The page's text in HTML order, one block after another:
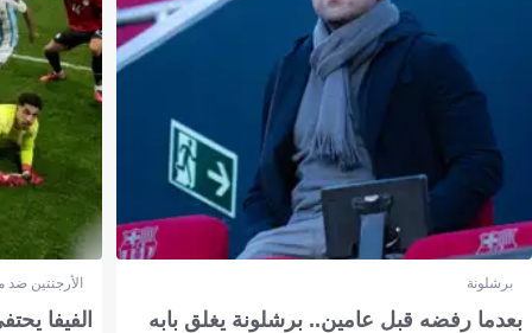
برشلونة
بعدما رفضه قبل عامين.. برشلونة يغلق بابه
الأرجنتين
الفيفا